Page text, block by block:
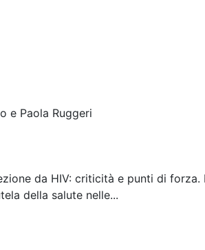
e Paola Ruggeri
da HIV: criticità e punti di forza.
della salute nelle...